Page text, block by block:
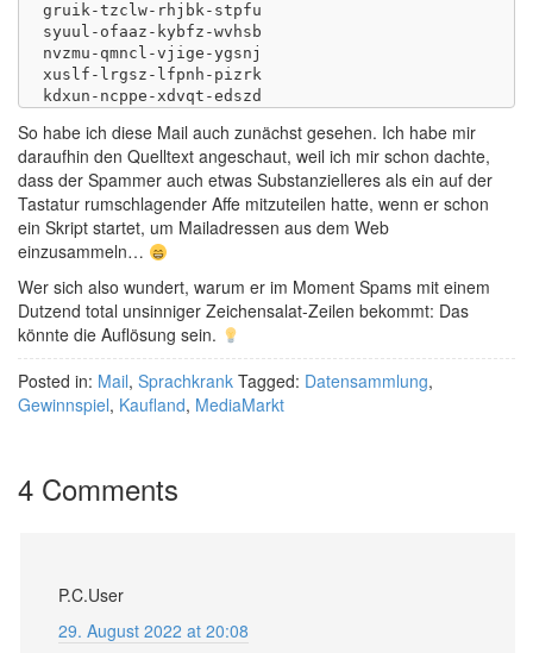
gruik-tzclw-rhjbk-stpfu
syuul-ofaaz-kybfz-wvhsb
nvzmu-qmncl-vjige-ygsnj
xuslf-lrgsz-lfpnh-pizrk
So habe ich diese Mail auch zunächst gesehen. Ich habe mir
daraufhin den Quelltext angeschaut, weil ich mir schon dachte,
dass der Spammer auch etwas Substanzielleres als ein auf der
Tastatur rumschlagender Affe mitzuteilen hatte, wenn er schon
ein Skript startet, um Mailadressen aus dem Web
einzusammeln…
Wer sich also wundert, warum er im Moment Spams mit einem
Dutzend total unsinniger Zeichensalat-Zeilen bekommt: Das
könnte die Auflösung sein.
Posted in: Mail, Sprachkrank Tagged: Datensammlung,
Gewinnspiel, Kaufland, MediaMarkt
4 Comments
P.C.User
29. August 2022 at 20:08